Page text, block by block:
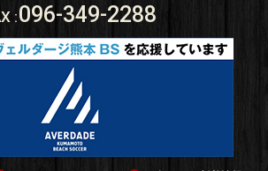
:096-349-2288